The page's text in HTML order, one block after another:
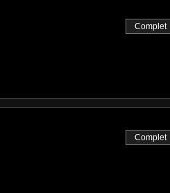
Complet
Complet